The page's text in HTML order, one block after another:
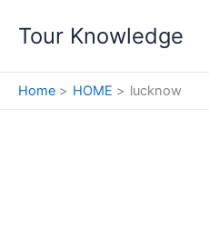
Tour Knowledge
Home HOME lucknow